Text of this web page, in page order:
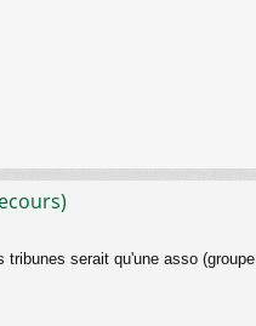
serait qu'une asso